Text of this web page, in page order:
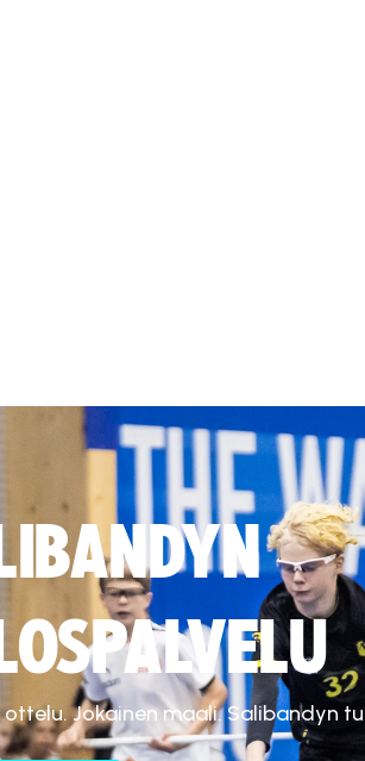
ottelu. Jokainen maali. Salibandyn